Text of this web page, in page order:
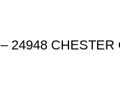
24948 CHESTER